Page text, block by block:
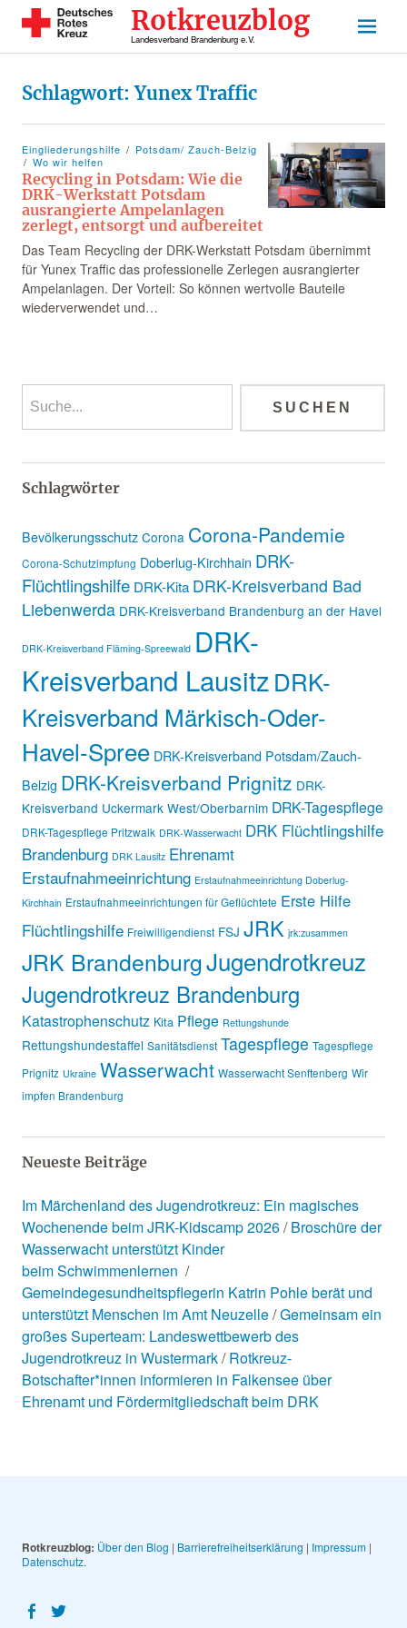
Rotkreuzblog
Landesverband Brandenburg e.V.
Schlagwort:Yunex Traffic
Eingliederungshilfe
Potsdam/ Zauch-Belzig
Wo wir helfen
Recycling in Potsdam: Wie die
DRK-Werkstatt Potsdam
ausrangierte Ampelanlagen
zerlegt, entsorgt und aufbereitet
Das Team Recycling der DRK-Werkstatt Potsdam übernimmt
für Yunex Traffic das professionelle Zerlegen ausrangierter
Ampelanlagen. Der Vorteil: So können wertvolle Bauteile
wiederverwendet und…
Schlagwörter
Bevölkerungsschutz Corona Corona-Pandemie
Corona-Schutzimpfung Doberlug-Kirchhain DRK-
Flüchtlingshilfe DRK-Kita DRK-Kreisverband Bad
Liebenwerda DRK-Kreisverband Brandenburg an der Havel
DRK-Kreisverband Fläming-Spreewald DRK-
Kreisverband LausitzDRK-
Kreisverband Märkisch-Oder-
Havel-Spree DRK-Kreisverband Potsdam/Zauch-
Belzig DRK-Kreisverband Prignitz DRK-
Kreisverband Uckermark West/Oberbarnim DRK-Tagespflege
DRK-Tagespflege Pritzwalk DRK-Wasserwacht DRK Flüchtlingshilfe
Brandenburg DRK Lausitz Ehrenamt
Erstaufnahmeeinrichtung Erstaufnahmeeinrichtung Doberlug-
Kirchhain Erstaufnahmeeinrichtungen für Geflüchtete Erste Hilfe
Flüchtlingshilfe Freiwilligendienst FSJ JRK jrk:zusammen
JRK BrandenburgJugendrotkreuz
Jugendrotkreuz Brandenburg
Katastrophenschutz Kita Pflege Rettungshunde
Rettungshundestaffel Sanitätsdienst Tagespflege Tagespflege
Prignitz Ukraine Wasserwacht Wasserwacht Senftenberg Wir
impfen Brandenburg
Neueste Beiträge
Im Märchenland des Jugendrotkreuz: Ein magisches
Wochenende beim JRK-Kidscamp 2026 Broschüre der
Wasserwacht unterstützt Kinder
beim Schwimmenlernen
Gemeindegesundheitspflegerin Katrin Pohle berät und
unterstützt Menschen im Amt Neuzelle Gemeinsam ein
großes Superteam: Landeswettbewerb des
Jugendrotkreuz in Wustermark Rotkreuz-
Botschafter*innen informieren in Falkensee über
Ehrenamt und Fördermitgliedschaft beim DRK
Rotkreuzblog: Über den Blog | Barrierefreiheitserklärung | Impressum|
Datenschutz